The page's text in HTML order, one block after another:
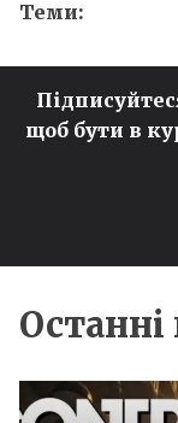
Теми:
щоб бути в